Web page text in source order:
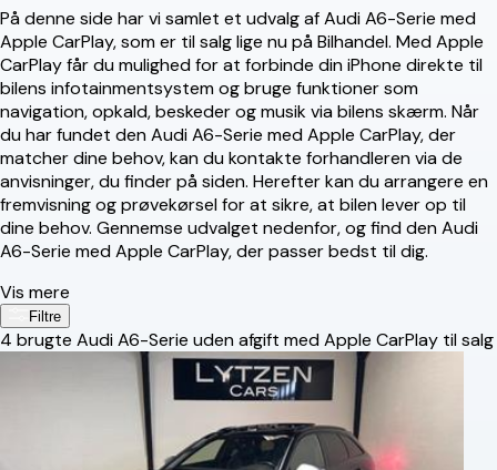
På denne side har vi samlet et udvalg af Audi A6-Serie med
Apple CarPlay, som er til salg lige nu på Bilhandel. Med Apple
CarPlay får du mulighed for at forbinde din iPhone direkte til
bilens infotainmentsystem og bruge funktioner som
navigation, opkald, beskeder og musik via bilens skærm. Når
du har fundet den Audi A6-Serie med Apple CarPlay, der
matcher dine behov, kan du kontakte forhandleren via de
anvisninger, du finder på siden. Herefter kan du arrangere en
fremvisning og prøvekørsel for at sikre, at bilen lever op til
dine behov. Gennemse udvalget nedenfor, og find den Audi
A6-Serie med Apple CarPlay, der passer bedst til dig.
Vis mere
Filtre
4 brugte Audi A6-Serie uden afgift med Apple CarPlay til salg